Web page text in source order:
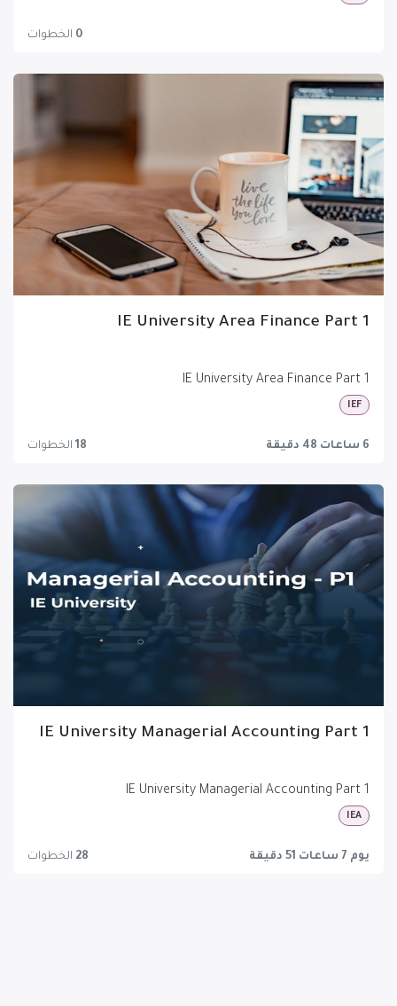
0 الخطوات
IE University Area Finance Part 1
IE University Area Finance Part 1
IEF
6 ساعات 48 دقيقة 18 الخطوات
IE University Managerial Accounting Part 1
IE University Managerial Accounting Part 1
IEA
يوم 7 ساعات 51 دقيقة 28 الخطوات